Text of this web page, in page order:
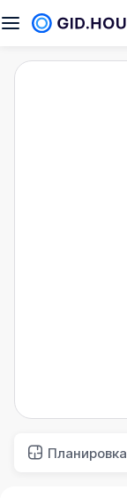
Планировка